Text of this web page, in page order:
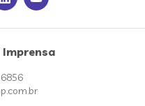
Imprensa